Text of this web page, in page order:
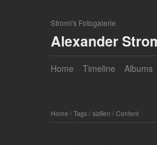
Stromi's Fotogalerie
Alexander
Home Timeline Albums
Home / Tags / sizilien / Content